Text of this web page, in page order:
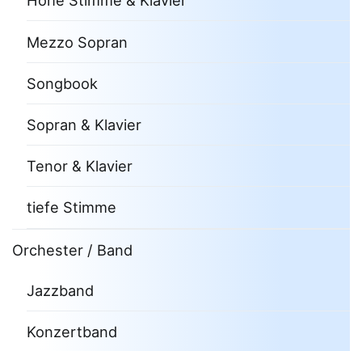
Mezzo Sopran
Songbook
Sopran & Klavier
Tenor & Klavier
tiefe Stimme
Orchester / Band
Jazzband
Konzertband